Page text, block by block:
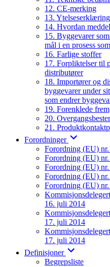
12. CE-merking
13.
14. Hvordan
15. Byggevarer
mål i en prosess
16. Farlige stoffer
17. Forpliktelser til
distributører
18. Importører og
byggevarer under
som endrer
19. Forenklede
20.
21.
Forordninger
Forordning (EU) nr.
Forordning (EU)
Forordning (EU)
Forordning (EU)
Forordning (EU)
16. juli 2014
17. juli 2014
17. juli 2014
Definisjoner
Begrepsliste